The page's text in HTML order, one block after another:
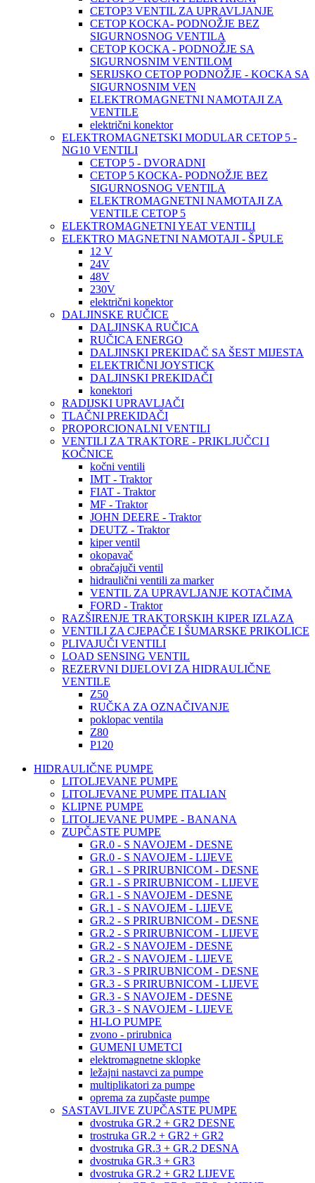
CETOP3 VENTIL ZA UPRAVLJANJE
CETOP KOCKA- PODNOŽJE BEZ
SIGURNOSNOG VENTILA
CETOP KOCKA - PODNOŽJE SA
SIGURNOSNIM VENTILOM
SERIJSKO CETOP PODNOŽJE - KOCKA SA
SIGURNOSNIM VEN
ELEKTROMAGNETNI NAMOTAJI ZA
VENTILE
električni konektor
ELEKTROMAGNETSKI MODULAR CETOP 5 -
NG10 VENTILI
CETOP 5 - DVORADNI
CETOP 5 KOCKA- PODNOŽJE BEZ
SIGURNOSNOG VENTILA
ELEKTROMAGNETNI NAMOTAJI ZA
VENTILE CETOP 5
ELEKTROMAGNETNI YEAT VENTILI
ELEKTRO MAGNETNI NAMOTAJI - ŠPULE
12 V
24V
48V
230V
električni konektor
DALJINSKE RUČICE
DALJINSKA RUČICA
RUČICA ENERGO
DALJINSKI PREKIDAČ SA ŠEST MIJESTA
ELEKTRIČNI JOYSTICK
DALJINSKI PREKIDAČI
konektori
RADIJSKI UPRAVLJAČI
TLAČNI PREKIDAČI
PROPORCIONALNI VENTILI
VENTILI ZA TRAKTORE - PRIKLJUČCI I
KOČNICE
kočni ventili
IMT - Traktor
FIAT - Traktor
MF - Traktor
JOHN DEERE - Traktor
DEUTZ - Traktor
kiper ventil
okopavač
obračajuči ventil
hidraulični ventili za marker
VENTIL ZA UPRAVLJANJE KOTAČIMA
FORD - Traktor
RAZŠIRENJE TRAKTORSKIH KIPER IZLAZA
VENTILI ZA CJEPAČE I ŠUMARSKE PRIKOLICE
PLIVAJUČI VENTILI
LOAD SENSING VENTIL
REZERVNI DIJELOVI ZA HIDRAULIČNE
VENTILE
Z50
RUČKA ZA OZNAČIVANJE
poklopac ventila
Z80
P120
HIDRAULIČNE PUMPE
LITOLJEVANE PUMPE
LITOLJEVANE PUMPE ITALIAN
KLIPNE PUMPE
LITOLJEVANE PUMPE - BANANA
ZUPČASTE PUMPE
GR.0 - S NAVOJEM - DESNE
GR.0 - S NAVOJEM - LIJEVE
GR.1 - S PRIRUBNICOM - DESNE
GR.1 - S PRIRUBNICOM - LIJEVE
GR.1 - S NAVOJEM - DESNE
GR.1 - S NAVOJEM - LIJEVE
GR.2 - S PRIRUBNICOM - DESNE
GR.2 - S PRIRUBNICOM - LIJEVE
GR.2 - S NAVOJEM - DESNE
GR.2 - S NAVOJEM - LIJEVE
GR.3 - S PRIRUBNICOM - DESNE
GR.3 - S PRIRUBNICOM - LIJEVE
GR.3 - S NAVOJEM - DESNE
GR.3 - S NAVOJEM - LIJEVE
HI-LO PUMPE
zvono - prirubnica
GUMENI UMETCI
elektromagnetne sklopke
ležajni nastavci za pumpe
multiplikatori za pumpe
oprema za zupčaste pumpe
SASTAVLJIVE ZUPČASTE PUMPE
dvostruka GR.2 + GR2 DESNE
trostruka GR.2 + GR2 + GR2
dvostruka GR.3 + GR.2 DESNA
dvostruka GR.3 + GR3
dvostruka GR.2 + GR2 LIJEVE